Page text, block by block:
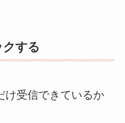
する
け受信できているか